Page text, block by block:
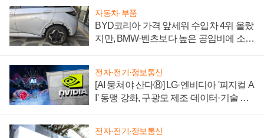
자동차·부품
BYD코리아 가격 앞세워 수입차 4위 올랐
지만, BMW·벤츠보다 높은 공임비에 소비
전자·전기·정보통신
[AI 뭉쳐야 산다⑧] LG·엔비디아 '피지컬 A
I' 동맹 강화, 구광모 제조·데이터·기술 결
전자·전기·정보통신